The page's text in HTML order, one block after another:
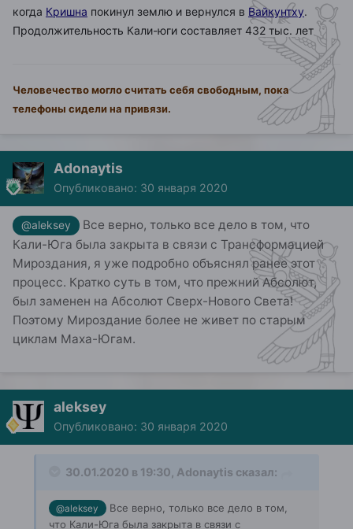
когда Кришна покинул землю и вернулся в Вайкунтху.
Продолжительность Кали-юги составляет 432 тыс. лет
Человечество могло считать себя свободным, пока
телефоны сидели на привязи.
Adonaytis
Опубликовано: 30 января 2020
@aleksey
Все верно, только все дело в том, что
Кали-Юга была закрыта в связи с Трансформацией
Мироздания, я уже подробно объяснял ранее этот
процесс. Кратко суть в том, что прежний Абсолют,
был заменен на Абсолют Сверх-Нового Света!
Поэтому Мироздание более не живет по старым
циклам Маха-Югам.
aleksey
Опубликовано: 30 января 2020
30.01.2020 в 19:30, Adonaytis сказал:
@aleksey
Все верно, только все дело в том,
что Кали-Юга была закрыта в связи с